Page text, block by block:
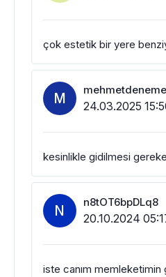
çok estetik bir yere
M 24.03.2025
kesinlikle gidilmesi
N n8tOT6bpDLq8
20.10.2024
iste canım memleketimin